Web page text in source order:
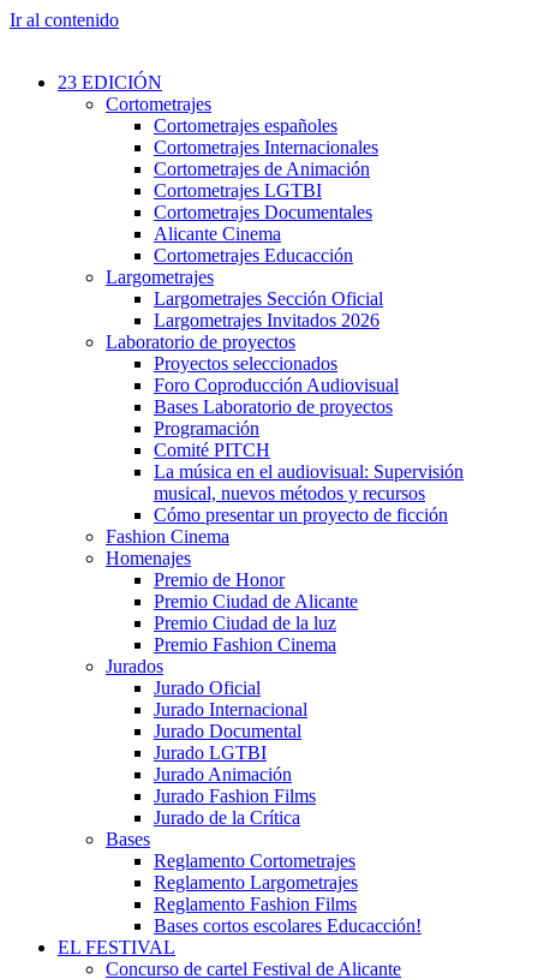
Ir al contenido
23 EDICIÓN
Cortometrajes
Cortometrajes españoles
Cortometrajes Internacionales
Cortometrajes de Animación
Cortometrajes LGTBI
Cortometrajes Documentales
Alicante Cinema
Cortometrajes Educacción
Largometrajes
Largometrajes Sección Oficial
Largometrajes Invitados 2026
Laboratorio de proyectos
Proyectos seleccionados
Foro Coproducción Audiovisual
Bases Laboratorio de proyectos
Programación
Comité PITCH
La música en el audiovisual: Supervisión
musical, nuevos métodos y recursos
Cómo presentar un proyecto de ficción
Fashion Cinema
Homenajes
Premio de Honor
Premio Ciudad de Alicante
Premio Ciudad de la luz
Premio Fashion Cinema
Jurados
Jurado Oficial
Jurado Internacional
Jurado Documental
Jurado LGTBI
Jurado Animación
Jurado Fashion Films
Jurado de la Crítica
Bases
Reglamento Cortometrajes
Reglamento Largometrajes
Reglamento Fashion Films
Bases cortos escolares Educacción!
EL FESTIVAL
Concurso de cartel Festival de Alicante